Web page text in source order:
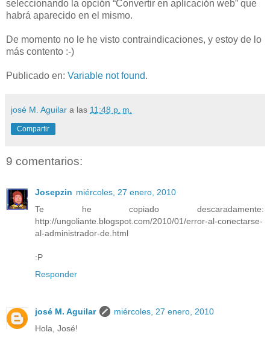
seleccionando la opción “Convertir en aplicación web” que
habrá aparecido en el mismo.
De momento no le he visto contraindicaciones, y estoy de lo
más contento :-)
Publicado en: Variable not found.
josé M. Aguilar a las 11:48 p. m.
Compartir
9 comentarios:
Josepzin miércoles, 27 enero, 2010
Te he copiado descaradamente:
http://ungoliante.blogspot.com/2010/01/error-al-conectarse-
al-administrador-de.html
:P
Responder
josé M. Aguilar
miércoles, 27 enero, 2010
Hola, José!